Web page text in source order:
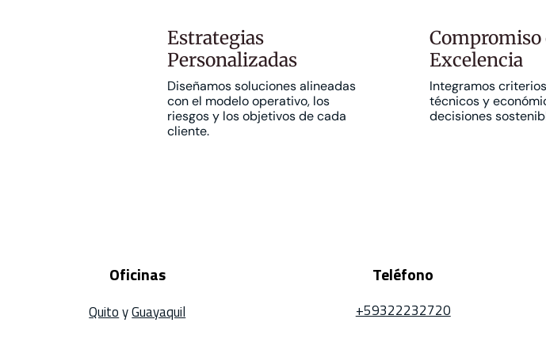
Estrategias
Personalizadas
Diseñamos soluciones alineadas
con el modelo operativo, los
riesgos y los objetivos de cada
cliente.
Compromiso
Excelencia
Integramos
técnicos y
decisiones
Oficinas
QuitoyGuayaquil
Teléfono
+59322232720